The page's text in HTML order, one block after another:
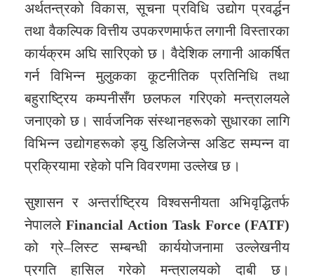
अर्थतन्त्रको विकास, सूचना प्रविधि उद्योग प्रवर्द्धन
तथा वैकल्पिक वित्तीय उपकरणमार्फत लगानी विस्तारका
कार्यक्रम अघि सारिएको छ। वैदेशिक लगानी आकर्षित
गर्न विभिन्न मुलुकका कूटनीतिक प्रतिनिधि तथा
बहुराष्ट्रिय कम्पनीसँग छलफल गरिएको मन्त्रालयले
जनाएको छ। सार्वजनिक संस्थानहरूको सुधारका लागि
विभिन्न उद्योगहरूको ड्यु डिलिजेन्स अडिट सम्पन्न वा
प्रक्रियामा रहेको पनि विवरणमा उल्लेख छ।
सुशासन र अन्तर्राष्ट्रिय विश्वसनीयता अभिवृद्धितर्फ
नेपाललेFinancial Action Task Force (FATF)
को ग्रे–लिस्ट सम्बन्धी कार्ययोजनामा उल्लेखनीय
प्रगति हासिल गरेको मन्त्रालयको दाबी छ।